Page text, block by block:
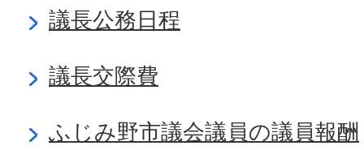
議長公務日程
議長交際費
ふじみ野市議会議員の議員報酬